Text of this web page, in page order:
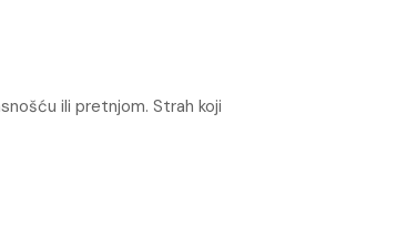
ili pretnjom. Strah koji